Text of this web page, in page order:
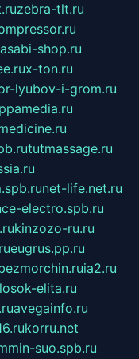
zebra-tlt.ru
shop.ru
x-ton.ru
lyubov-i-grom.ru
tutmassage.ru
net-life.net.ru
electro.spb.ru
kinzozo-ru.ru
eugrus.pp.ru
ia2.ru
elita.ru
avegainfo.ru
korru.net
suo.spb.ru